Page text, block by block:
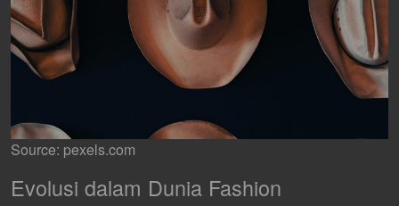
Source: pexels.com
Evolusi dalam Dunia Fashion